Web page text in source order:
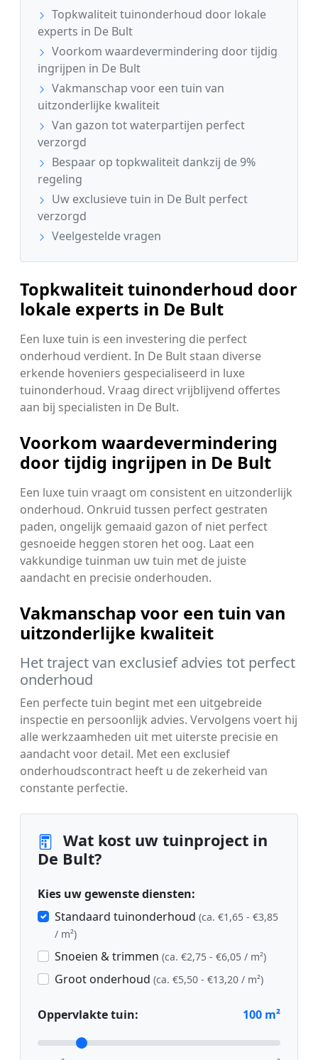
Topkwaliteit tuinonderhoud door lokale
experts in De Bult
Voorkom waardevermindering door tijdig
ingrijpen in De Bult
Vakmanschap voor een tuin van
uitzonderlijke kwaliteit
Van gazon tot waterpartijen perfect
verzorgd
Bespaar op topkwaliteit dankzij de 9%
regeling
Uw exclusieve tuin in De Bult perfect
verzorgd
Veelgestelde vragen
Topkwaliteit tuinonderhoud door
lokale experts in De Bult
Een luxe tuin is een investering die perfect
onderhoud verdient. In De Bult staan diverse
erkende hoveniers gespecialiseerd in luxe
tuinonderhoud. Vraag direct vrijblijvend offertes
aan bij specialisten in De Bult.
Voorkom waardevermindering
door tijdig ingrijpen in De Bult
Een luxe tuin vraagt om consistent en uitzonderlijk
onderhoud. Onkruid tussen perfect gestraten
paden, ongelijk gemaaid gazon of niet perfect
gesnoeide heggen storen het oog. Laat een
vakkundige tuinman uw tuin met de juiste
aandacht en precisie onderhouden.
Vakmanschap voor een tuin van
uitzonderlijke kwaliteit
Het traject van exclusief advies tot perfect
onderhoud
Een perfecte tuin begint met een uitgebreide
inspectie en persoonlijk advies. Vervolgens voert hij
alle werkzaamheden uit met uiterste precisie en
aandacht voor detail. Met een exclusief
onderhoudscontract heeft u de zekerheid van
constante perfectie.
Wat kost uw tuinproject in
De Bult?
Kies uw gewenste diensten:
Standaard tuinonderhoud (ca. €1,65 - €3,85
/ m²)
Snoeien & trimmen (ca. €2,75 - €6,05 / m²)
Groot onderhoud (ca. €5,50 - €13,20 / m²)
Oppervlakte tuin: 100 m²